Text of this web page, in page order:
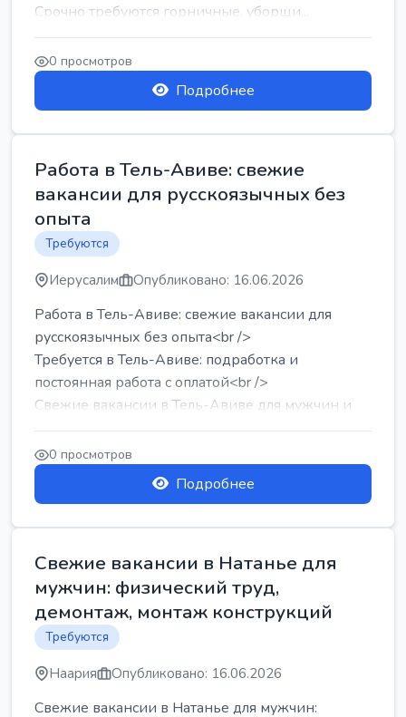
Срочно требуются горничные, уборщи...
0 просмотров
Подробнее
Работа в Тель-Авиве: свежие
вакансии для русскоязычных без
опыта
Требуются
Иерусалим Опубликовано: 16.06.2026
Работа в Тель-Авиве: свежие вакансии для
русскоязычных без опыта<br />
Требуется в Тель-Авиве: подработка и
постоянная работа с оплатой<br />
Свежие вакансии в Тель-Авиве для мужчин и
женщин от хозя...
0 просмотров
Подробнее
Свежие вакансии в Натанье для
мужчин: физический труд,
демонтаж, монтаж конструкций
Требуются
Наария Опубликовано: 16.06.2026
Свежие вакансии в Натанье для мужчин: